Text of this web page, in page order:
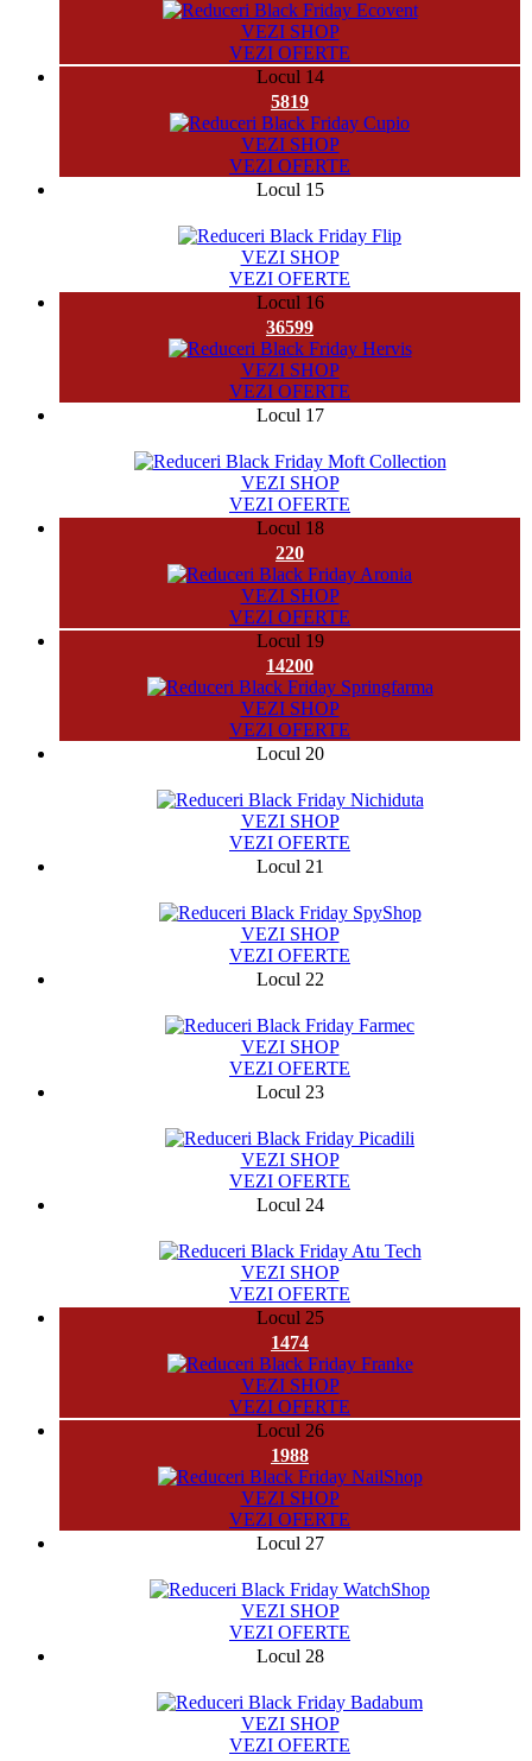
VEZI SHOP
VEZI OFERTE
Locul 14
5819
VEZI SHOP
VEZI OFERTE
Locul 15
VEZI SHOP
VEZI OFERTE
Locul 16
36599
VEZI SHOP
VEZI OFERTE
Locul 17
VEZI SHOP
VEZI OFERTE
Locul 18
220
VEZI SHOP
VEZI OFERTE
Locul 19
14200
VEZI SHOP
VEZI OFERTE
Locul 20
VEZI SHOP
VEZI OFERTE
Locul 21
VEZI SHOP
VEZI OFERTE
Locul 22
VEZI SHOP
VEZI OFERTE
Locul 23
VEZI SHOP
VEZI OFERTE
Locul 24
VEZI SHOP
VEZI OFERTE
Locul 25
1474
VEZI SHOP
VEZI OFERTE
Locul 26
1988
VEZI SHOP
VEZI OFERTE
Locul 27
VEZI SHOP
VEZI OFERTE
Locul 28
VEZI SHOP
VEZI OFERTE